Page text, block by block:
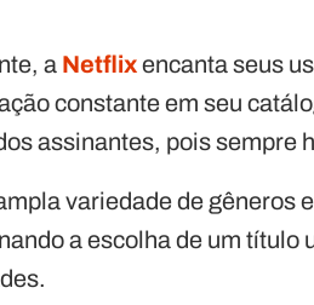
a Netflixencanta seus
constante em seu
assinantes, pois sempre
variedade de gêneros
a escolha de um título